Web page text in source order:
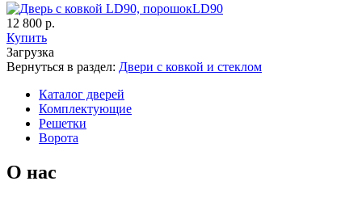
К-37 Н
C73
LD90
12 800 р.
Купить
Загрузка
Вернуться в раздел: Двери с ковкой и стеклом
Каталог дверей
Комплектующие
Решетки
Ворота
О нас